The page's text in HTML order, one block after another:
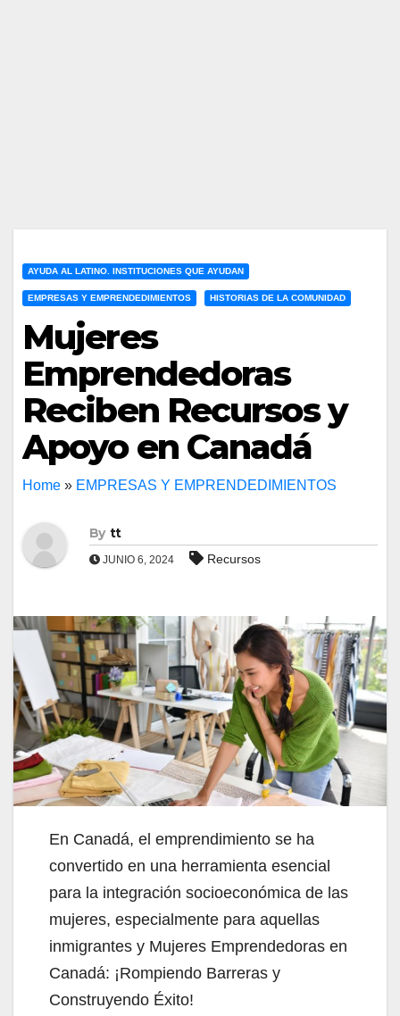
AYUDA AL LATINO. INSTITUCIONES QUE AYUDAN
EMPRESAS Y EMPRENDEDIMIENTOS HISTORIAS DE LA COMUNIDAD
Mujeres
Emprendedoras
Reciben Recursos y
Apoyo en Canadá
Home » EMPRESAS Y EMPRENDEDIMIENTOS
By tt
JUNIO 6, 2024 Recursos
En Canadá, el emprendimiento se ha
convertido en una herramienta esencial
para la integración socioeconómica de las
mujeres, especialmente para aquellas
inmigrantes y Mujeres Emprendedoras en
Canadá: ¡Rompiendo Barreras y
Construyendo Éxito!